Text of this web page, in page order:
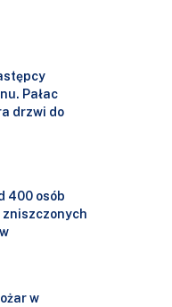
Pałac
drzwi do
400 osób
zniszczonych
w